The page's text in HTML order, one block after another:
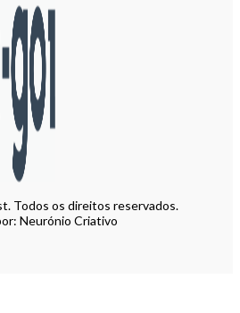
Todos os direitos reservados.
Neurónio Criativo